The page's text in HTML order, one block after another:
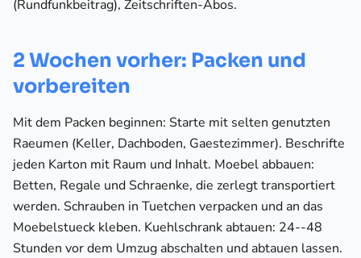
(Rundfunkbeitrag), Zeitschriften-Abos.
2 Wochen vorher: Packen und
vorbereiten
Mit dem Packen beginnen: Starte mit selten genutzten
Raeumen (Keller, Dachboden, Gaestezimmer). Beschrifte
jeden Karton mit Raum und Inhalt. Moebel abbauen:
Betten, Regale und Schraenke, die zerlegt transportiert
werden. Schrauben in Tuetchen verpacken und an das
Moebelstueck kleben. Kuehlschrank abtauen: 24--48
Stunden vor dem Umzug abschalten und abtauen lassen.